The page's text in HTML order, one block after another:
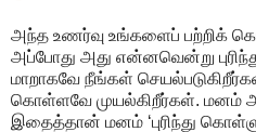
அந்த உணர்வு உங்களைப் பற்றிக்
அப்போது அது என்னவென்று
மாறாகவே நீங்கள்
கொள்ளவே முயல்கிறீர்கள். மனம்
இதைத்தான் மனம் ‘புரிந்து